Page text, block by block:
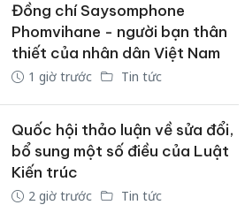
Đồng chí Saysomphone
Phomvihane - người bạn thân
thiết của nhân dân Việt Nam
1 giờ trước Tin tức
Quốc hội thảo luận về sửa đổi,
bổ sung một số điều của Luật
Kiến trúc
2 giờ trước Tin tức